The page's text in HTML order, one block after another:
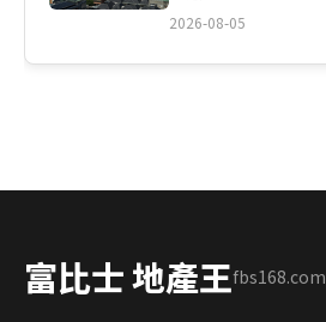
2026-08-05
富比士 地產王fbs168.com